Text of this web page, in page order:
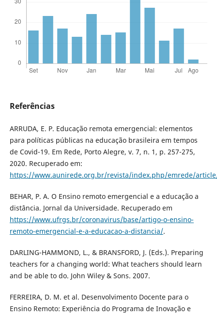
Referências
ARRUDA, E. P. Educação remota emergencial: elementos
para polí­ticas públicas na educação brasileira em tempos
de Covid-19. Em Rede, Porto Alegre, v. 7, n. 1, p. 257-275,
2020. Recuperado em:
https://www.aunirede.org.br/revista/index.php/emrede/
BEHAR, P. A. O Ensino remoto emergencial e a educação a
distância. Jornal da Universidade. Recuperado em
https://www.ufrgs.br/coronavirus/base/artigo-o-ensino-
remoto-emergencial-e-a-educacao-a-distancia/.
DARLING-HAMMOND, L., & BRANSFORD, J. (Eds.). Preparing
teachers for a changing world: What teachers should learn
and be able to do. John Wiley & Sons. 2007.
FERREIRA, D. M. et al. Desenvolvimento Docente para o
Ensino Remoto: Experiência do Programa de Inovação e